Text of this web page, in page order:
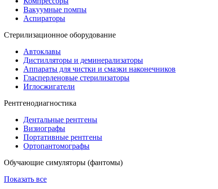
Вакуумные помпы
Аспираторы
Стерилизационное оборудование
Автоклавы
Дистилляторы и деминерализаторы
Аппараты для чистки и смазки наконечников
Гласперленовые стерилизаторы
Иглосжигатели
Рентгенодиагностика
Дентальные рентгены
Визиографы
Портативные рентгены
Ортопантомографы
Обучающие симуляторы (фантомы)
Показать все